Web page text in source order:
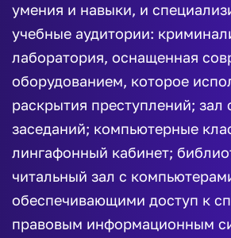
умения и навыки, и
учебные аудитории:
лаборатория, оснащенная
оборудованием, которое
раскрытия преступлений; зал
заседаний; компьютерные
лингафонный кабинет;
читальный зал с
обеспечивающими доступ к
правовым информационным